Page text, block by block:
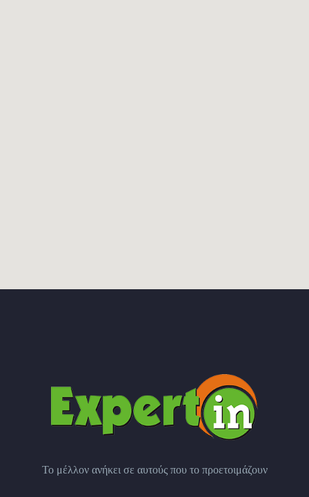
Το μέλλον ανήκει σε αυτούς που το προετοιμάζουν